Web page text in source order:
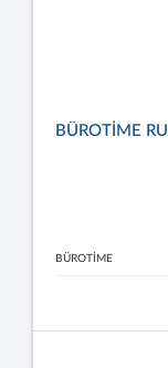
BÜROTİME
BÜROTİME